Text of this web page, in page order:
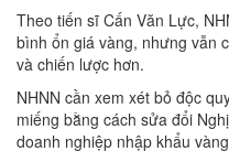
Theo tiến sĩ Cấn Văn Lực,
bình ổn giá vàng, nhưng vẫn
và chiến lược hơn.
NHNN cần xem xét bỏ độc
miếng bằng cách sửa đổi
doanh nghiệp nhập khẩu